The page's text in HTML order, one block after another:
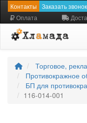
Контакты Заказать звонок
Оплата
Торговое,
Противокражное
БП для
116-014-001